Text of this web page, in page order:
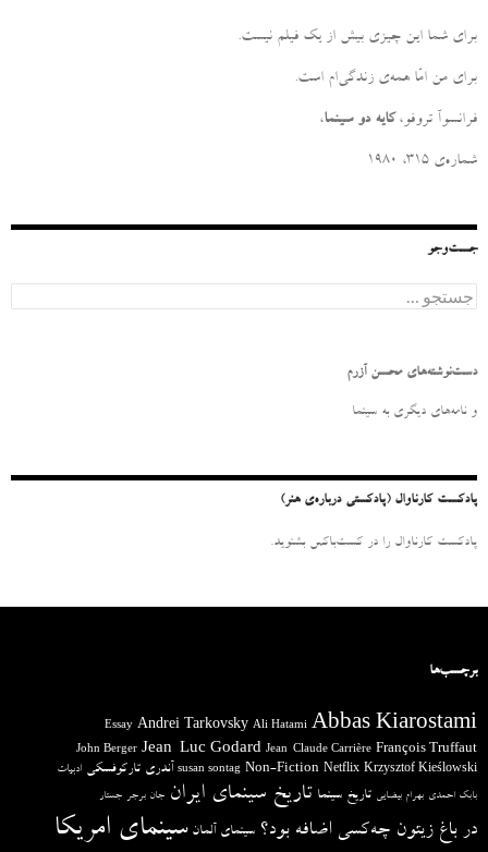
برای شما این چیزی بیش از یک فیلم نیست.
برای من امّا همه‌ی زندگی‌ام است.
فرانسوآ تروفو، کایه دو سینما،
شماره‌ی ۳۱۵، ۱۹۸۰
جست‌وجو
س
و
ر
دست‌نوشته‌های محسن آزرم
و نامه‌‌های دیگری به سینما
پادکست کارناوال (پادکستی درباره‌ی هنر)
پادکست کارناوال را در کست‌باکس بشنوید.
برچسب‌ها
Abbas Kiarostami
Ali Hatami
Andrei Tarkovsky
Essay
François Truffaut
Jean-Claude Carrière
Jean-Luc Godard
John Berger
Krzysztof Kieślowski
Netflix
Non-Fiction
susan sontag آندری تارکوفسکی ادبیات
بابک احمدی بهرام بیضایی تاریخ سینما تاریخ سینمای ایران جان برجر جستار
در باغ زیتون چه‌کسی اضافه بود؟ سینمای آلمان سینمای امریکا